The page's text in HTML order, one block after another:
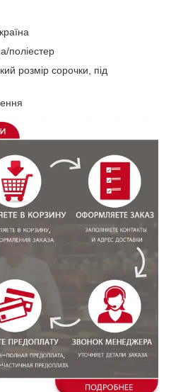
поліестер
розмір сорочки, під